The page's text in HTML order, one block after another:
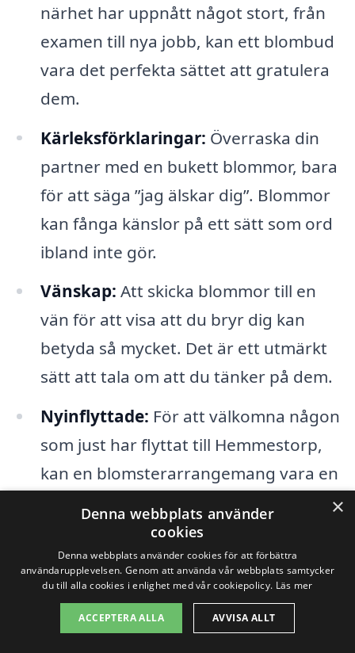
närhet har uppnått något stort, från
examen till nya jobb, kan ett blombud
vara det perfekta sättet att gratulera
dem.
Kärleksförklaringar: Överraska din
partner med en bukett blommor, bara
för att säga ”jag älskar dig”. Blommor
kan fånga känslor på ett sätt som ord
ibland inte gör.
Vänskap: Att skicka blommor till en
vän för att visa att du bryr dig kan
betyda så mycket. Det är ett utmärkt
sätt att tala om att du tänker på dem.
Nyinflyttade: För att välkomna någon
som just har flyttat till Hemmestorp,
kan en blomsterarrangemang vara en
Med hjälp av vår plattform kan du beställa
blombud i Hemmestorp snabbt och
enkelt. Vi har sammanställt en lista över
pålitliga lokala blomsterfirmor som
×
Denna webbplats använder
cookies
Denna webbplats använder cookies för att förbättra
användarupplevelsen. Genom att använda vår webbplats samtycker
du till alla cookies i enlighet med vår cookiepolicy. Läs mer
ACCEPTERA ALLA AVVISA ALLT